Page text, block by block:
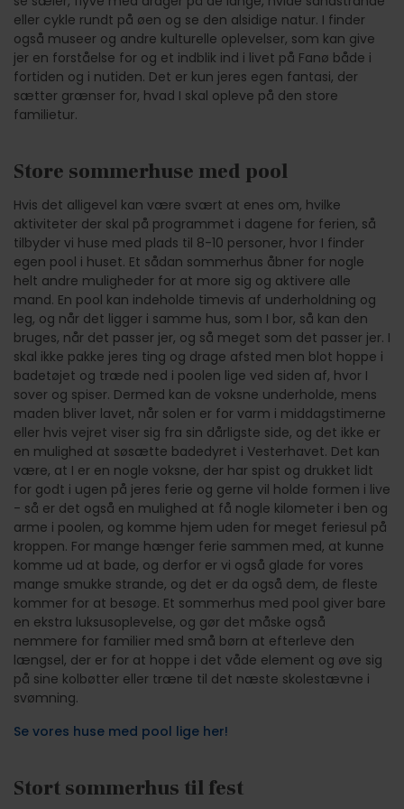
eller cykle rundt på øen og se den alsidige natur. I finder
også museer og andre kulturelle oplevelser, som kan give
jer en forståelse for og et indblik ind i livet på Fanø både i
fortiden og i nutiden. Det er kun jeres egen fantasi, der
sætter grænser for, hvad I skal opleve på den store
familietur.
Store sommerhuse med pool
Hvis det alligevel kan være svært at enes om, hvilke
aktiviteter der skal på programmet i dagene for ferien, så
tilbyder vi huse med plads til 8-10 personer, hvor I finder
egen pool i huset. Et sådan sommerhus åbner for nogle
helt andre muligheder for at more sig og aktivere alle
mand. En pool kan indeholde timevis af underholdning og
leg, og når det ligger i samme hus, som I bor, så kan den
bruges, når det passer jer, og så meget som det passer jer. I
skal ikke pakke jeres ting og drage afsted men blot hoppe i
badetøjet og træde ned i poolen lige ved siden af, hvor I
sover og spiser. Dermed kan de voksne underholde, mens
maden bliver lavet, når solen er for varm i middagstimerne
eller hvis vejret viser sig fra sin dårligste side, og det ikke er
en mulighed at søsætte badedyret i Vesterhavet. Det kan
være, at I er en nogle voksne, der har spist og drukket lidt
for godt i ugen på jeres ferie og gerne vil holde formen i live
- så er det også en mulighed at få nogle kilometer i ben og
arme i poolen, og komme hjem uden for meget feriesul på
kroppen. For mange hænger ferie sammen med, at kunne
komme ud at bade, og derfor er vi også glade for vores
mange smukke strande, og det er da også dem, de fleste
kommer for at besøge. Et sommerhus med pool giver bare
en ekstra luksusoplevelse, og gør det måske også
nemmere for familier med små børn at efterleve den
længsel, der er for at hoppe i det våde element og øve sig
på sine kolbøtter eller træne til det næste skolestævne i
svømning.
Se vores huse med pool lige her!
Stort sommerhus til fest